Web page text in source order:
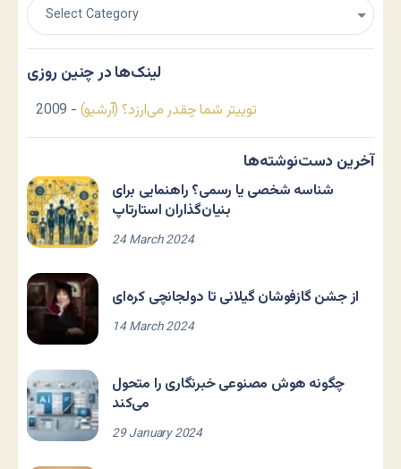
لینک‌ها در چنین روزی
توییتر شما چقدر می‌ارزد؟ (آرشیو) - 2009
آخرین دست‌نوشته‌ها
شناسه شخصی یا رسمی؟ راهنمایی برای
بنیان‌گذاران استارتاپ
24 March 2024
از جشن گازفوشان گیلانی تا دولجانچی کره‌ای
14 March 2024
چگونه هوش مصنوعی خبرنگاری را متحول
می‌کند
29 January 2024